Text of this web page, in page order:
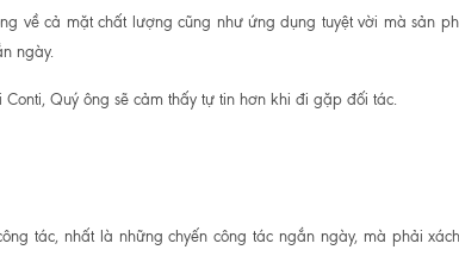
về cả mặt chất lượng cũng như ứng dụng tuyệt vời mà sản
ngày.
Quý ông sẽ cảm thấy tự tin hơn khi đi gặp đối tác.
tác, nhất là những chyến công tác ngắn ngày, mà phải